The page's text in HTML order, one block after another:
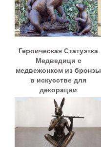
Героическая Статуэтка
Медведици с
медвежонком из бронзы
в искусстве для
декорации